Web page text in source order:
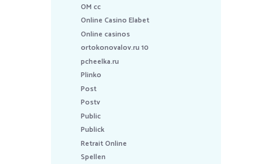
OM cc
Online Casino Elabet
Online casinos
ortokonovalov.ru 10
pcheelka.ru
Plinko
Post
Postv
Public
Publick
Retrait Online
Spellen